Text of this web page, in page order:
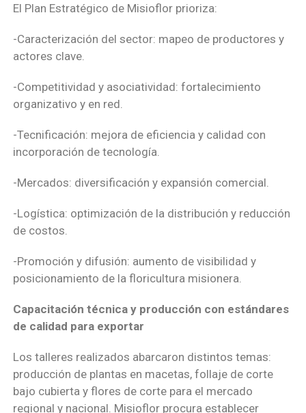
El Plan Estratégico de Misioflor prioriza:
-Caracterización del sector: mapeo de productores y
actores clave.
-Competitividad y asociatividad: fortalecimiento
organizativo y en red.
-Tecnificación: mejora de eficiencia y calidad con
incorporación de tecnología.
-Mercados: diversificación y expansión comercial.
-Logística: optimización de la distribución y reducción
de costos.
-Promoción y difusión: aumento de visibilidad y
posicionamiento de la floricultura misionera.
Capacitación técnica y producción con estándares
de calidad para exportar
Los talleres realizados abarcaron distintos temas:
producción de plantas en macetas, follaje de corte
bajo cubierta y flores de corte para el mercado
regional y nacional. Misioflor procura establecer